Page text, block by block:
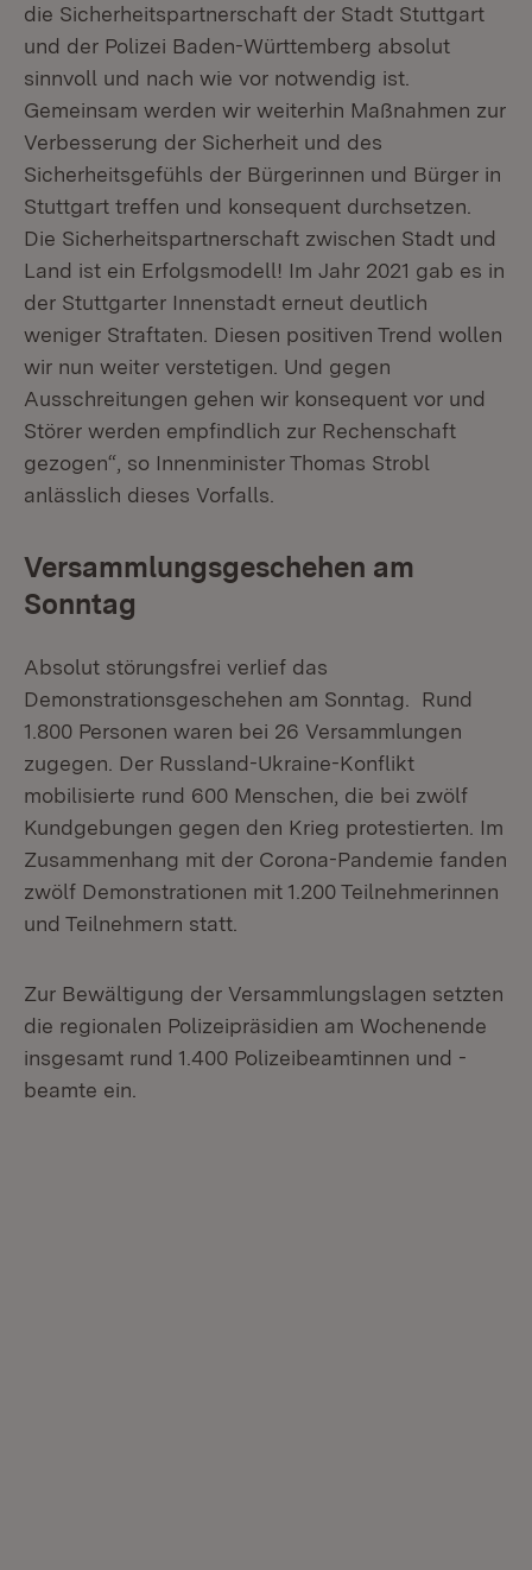
die Sicherheitspartnerschaft der Stadt Stuttgart
und der Polizei Baden-Württemberg absolut
sinnvoll und nach wie vor notwendig ist.
Gemeinsam werden wir weiterhin Maßnahmen zur
Verbesserung der Sicherheit und des
Sicherheitsgefühls der Bürgerinnen und Bürger in
Stuttgart treffen und konsequent durchsetzen.
Die Sicherheitspartnerschaft zwischen Stadt und
Land ist ein Erfolgsmodell! Im Jahr 2021 gab es in
der Stuttgarter Innenstadt erneut deutlich
weniger Straftaten. Diesen positiven Trend wollen
wir nun weiter verstetigen. Und gegen
Ausschreitungen gehen wir konsequent vor und
Störer werden empfindlich zur Rechenschaft
gezogen“, so Innenminister Thomas Strobl
anlässlich dieses Vorfalls.
Versammlungsgeschehen am
Sonntag
Absolut störungsfrei verlief das
Demonstrationsgeschehen am Sonntag. Rund
1.800 Personen waren bei 26 Versammlungen
zugegen. Der Russland-Ukraine-Konflikt
mobilisierte rund 600 Menschen, die bei zwölf
Kundgebungen gegen den Krieg protestierten. Im
Zusammenhang mit der Corona-Pandemie fanden
zwölf Demonstrationen mit 1.200 Teilnehmerinnen
und Teilnehmern statt.
Zur Bewältigung der Versammlungslagen setzten
die regionalen Polizeipräsidien am Wochenende
insgesamt rund 1.400 Polizeibeamtinnen und -
beamte ein.